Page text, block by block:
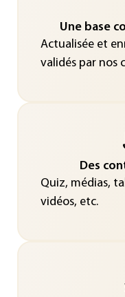
Une base
Actualisée et
validés par nos
Des
Quiz, médias,
vidéos, etc.